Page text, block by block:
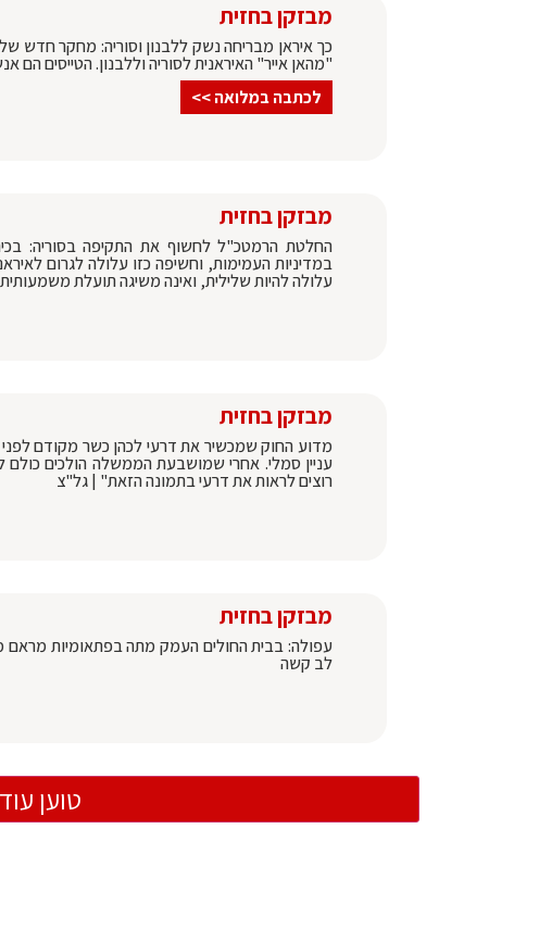
מבזקן בחזית
כך איראן מבריחה נשק ללבנון וסוריה: מחקר חדש
"מהאן אייר" האיראנית לסוריה וללבנון. הטייסים
לכתבה במלואה >>
מבזקן בחזית
החלטת הרמטכ"ל לחשוף את התקיפה בסוריה:
במדיניות העמימות, וחשיפה כזו עלולה לגרום
עלולה להיות שלילית, ואינה משיגה תועלת
מבזקן בחזית
מדוע החוק שמכשיר את דרעי לכהן כשר מקודם
עניין סמלי. אחרי שמושבעת הממשלה הולכים כולם
רוצים לראות את דרעי בתמונה הזאת" | גל"צ
מבזקן בחזית
לב קשה
טוען